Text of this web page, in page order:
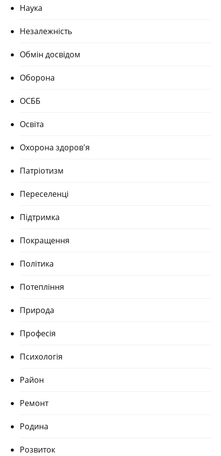
Наука
Незалежність
Обмін досвідом
Оборона
ОСББ
Освіта
Охорона здоров'я
Патріотизм
Переселенці
Підтримка
Покращення
Політика
Потепління
Природа
Професія
Психологія
Район
Ремонт
Родина
Розвиток